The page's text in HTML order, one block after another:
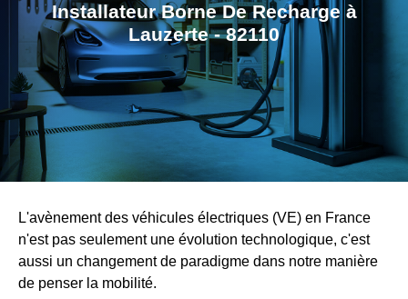
Installateur Borne De Recharge à
Lauzerte - 82110
L'avènement des véhicules électriques (VE) en France
n'est pas seulement une évolution technologique, c'est
aussi un changement de paradigme dans notre manière
de penser la mobilité.